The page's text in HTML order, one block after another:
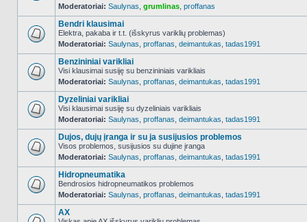
NO_UNREAD_POSTS
Moderatoriai: Saulynas grumlinas proffanas
NO_UNREAD_POSTS
Bendri klausimai
Elektra, pakaba ir t.t. (išskyrus variklių problemas)
Moderatoriai: Saulynas proffanas deimantukas tadas1991
NO_UNREAD_POSTS
Benzininiai varikliai
Visi klausimai susiję su benzininiais varikliais
Moderatoriai: Saulynas proffanas deimantukas tadas1991
NO_UNREAD_POSTS
Dyzeliniai varikliai
Visi klausimai susiję su dyzeliniais varikliais
Moderatoriai: Saulynas proffanas deimantukas tadas1991
NO_UNREAD_POSTS
Dujos, dujų įranga ir su ja susijusios problemos
Visos problemos, susijusios su dujine įranga
Moderatoriai: Saulynas proffanas deimantukas tadas1991
NO_UNREAD_POSTS
Hidropneumatika
Bendrosios hidropneumatikos problemos
Moderatoriai: Saulynas proffanas deimantukas tadas1991
AX